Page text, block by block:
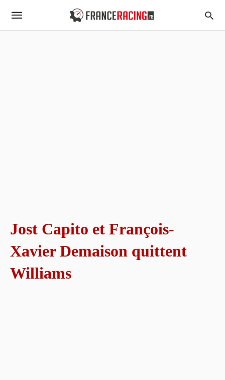
Jost Capito et François-
Xavier Demaison quittent
Williams